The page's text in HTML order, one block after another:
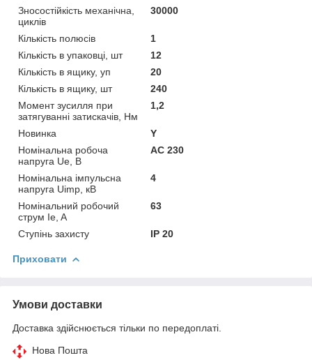
Зносостійкість механічна,
циклів
30000
Кількість полюсів
1
Кількість в упаковці, шт
12
Кількість в ящику, уп
20
Кількість в ящику, шт
240
Момент зусилля при
затягуванні затискачів, Нм
1,2
Новинка
Y
Номінальна робоча
напруга Ue, В
AC 230
Номінальна імпульсна
напруга Uimp, кВ
4
Номінальний робочий
струм Ie, A
63
Ступінь захисту IP 20
Приховати
Умови доставки
Доставка здійснюється тільки по передоплаті.
Нова Пошта